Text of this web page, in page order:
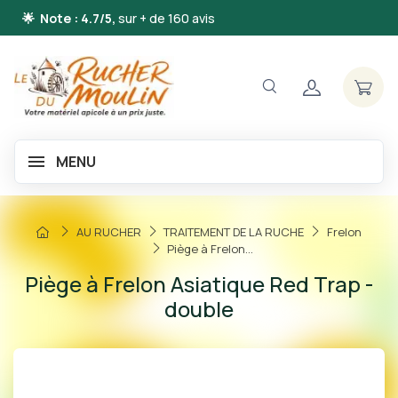
🌟 Note : 4.7/5, sur + de 160 avis
MENU
AU RUCHER TRAITEMENT DE LA RUCHE
Frelon
Piège à Frelon...
Piège à Frelon Asiatique Red Trap -
double